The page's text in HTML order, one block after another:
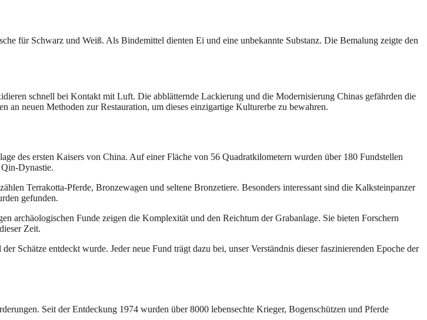
für Schwarz und Weiß. Als Bindemittel dienten Ei und eine unbekannte Substanz. Die Bemalung zeigte den
schnell bei Kontakt mit Luft. Die abblätternde Lackierung und die Modernisierung Chinas gefährden die
an neuen Methoden zur Restauration, um dieses einzigartige Kulturerbe zu bewahren.
des ersten Kaisers von China. Auf einer Fläche von 56 Quadratkilometern wurden über 180 Fundstellen
Dynastie.
Terrakotta-Pferde, Bronzewagen und seltene Bronzetiere. Besonders interessant sind die Kalksteinpanzer
gefunden.
archäologischen Funde zeigen die Komplexität und den Reichtum der Grabanlage. Sie bieten Forschern
Zeit.
Schätze entdeckt wurde. Jeder neue Fund trägt dazu bei, unser Verständnis dieser faszinierenden Epoche der
Seit der Entdeckung 1974 wurden über 8000 lebensechte Krieger, Bogenschützen und Pferde